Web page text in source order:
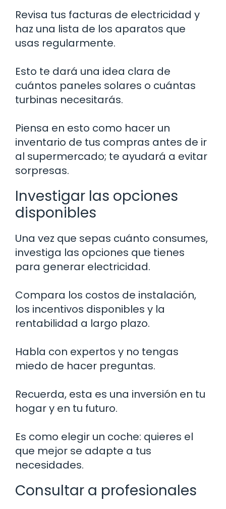
Revisa tus facturas de electricidad y
haz una lista de los aparatos que
usas regularmente.
Esto te dará una idea clara de
cuántos paneles solares o cuántas
turbinas necesitarás.
Piensa en esto como hacer un
inventario de tus compras antes de ir
al supermercado; te ayudará a evitar
sorpresas.
Investigar las opciones
disponibles
Una vez que sepas cuánto consumes,
investiga las opciones que tienes
para generar electricidad.
Compara los costos de instalación,
los incentivos disponibles y la
rentabilidad a largo plazo.
Habla con expertos y no tengas
miedo de hacer preguntas.
Recuerda, esta es una inversión en tu
hogar y en tu futuro.
Es como elegir un coche: quieres el
que mejor se adapte a tus
necesidades.
Consultar a profesionales